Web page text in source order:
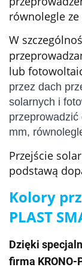
równolegle
W
lub
przez dach
solarnych i
mm,
Przejście
podstawą
Kolory
PLAST
Dzięki
firma